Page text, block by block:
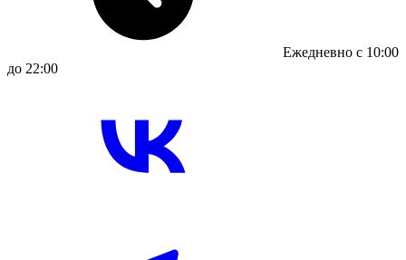
Ежедневно с 10:00
до 22:00